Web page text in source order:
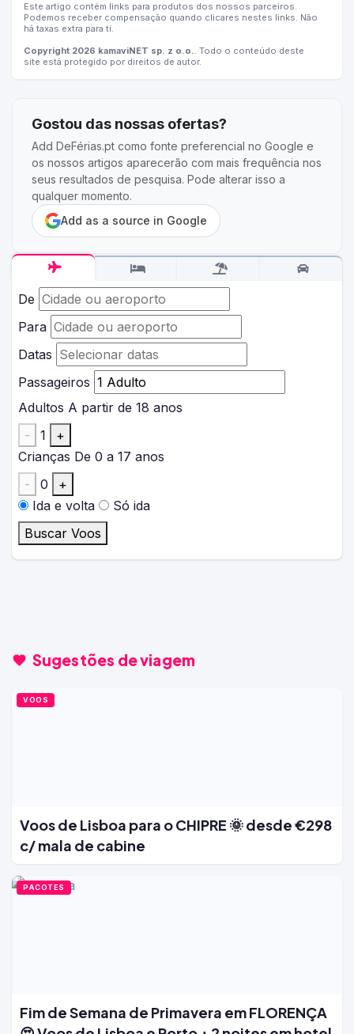
De
Para
Datas
Passageiros
Adultos A partir de 18 anos
-
1
+
Crianças De 0 a 17 anos
-
0
+
Ida e volta
Só ida
Buscar Voos
Este artigo contém links para produtos dos nossos parceiros.
Podemos receber compensação quando clicares nestes links. Não
há taxas extra para ti.
Copyright 2026 kamaviNET sp. z o.o.. Todo o conteúdo deste
site está protegido por direitos de autor.
Gostou das nossas ofertas?
Add DeFérias.pt como fonte preferencial no Google e
os nossos artigos aparecerão com mais frequência nos
seus resultados de pesquisa. Pode alterar isso a
qualquer momento.
Add as a source in Google
Sugestões de viagem
VOOS
Voos de Lisboa para o CHIPRE 🌞 desde €298
c/ mala de cabine
PACOTES
Fim de Semana de Primavera em FLORENÇA